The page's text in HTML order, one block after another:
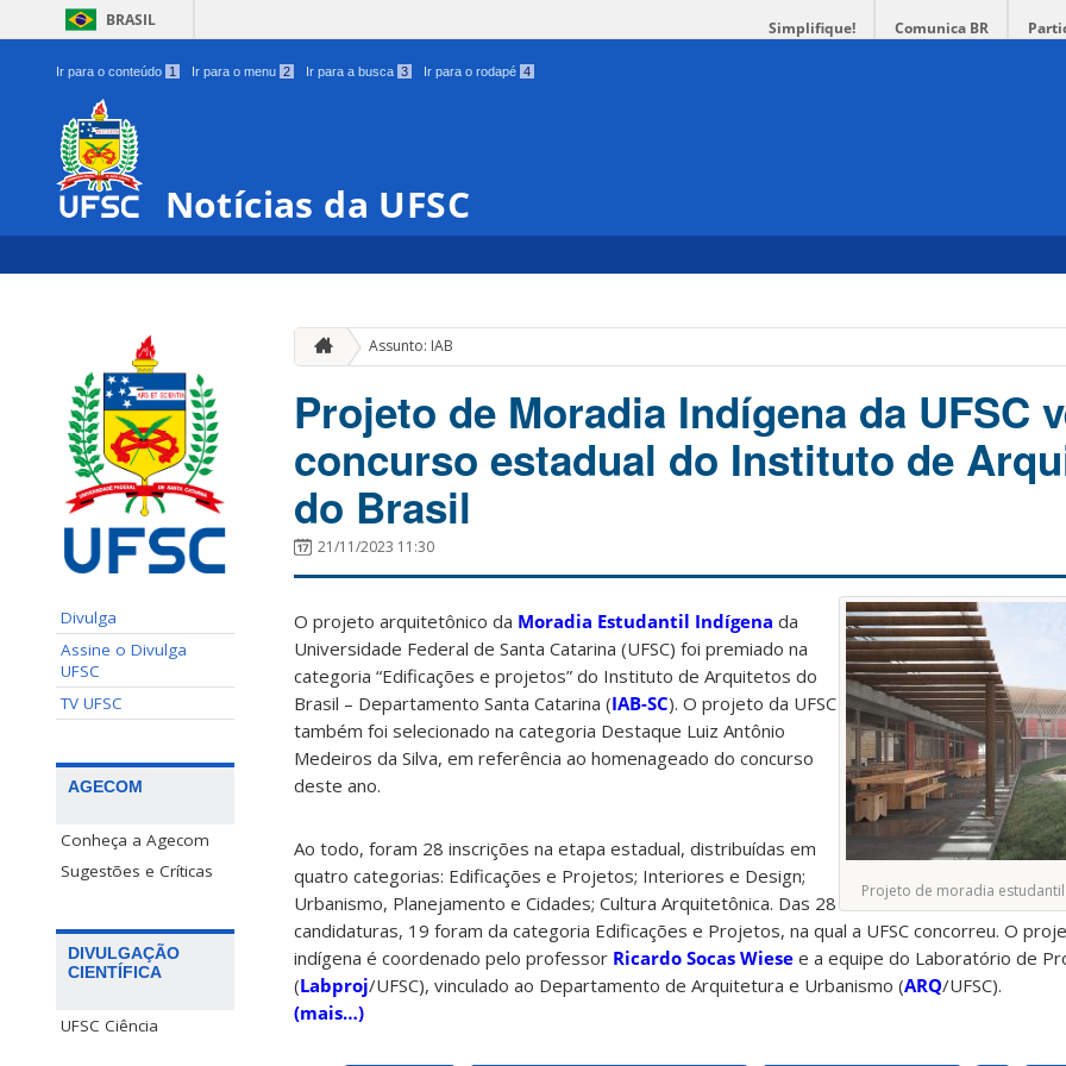
BRASIL Simplifique! Comunica BR
Ir para o conteúdo 1 Ir para o menu 2 Ir para a busca 3 Ir para o rodapé 4
Notícias da UFSC
Divulga
Assine o Divulga
UFSC
TV UFSC
AGECOM
Conheça a Agecom
Sugestões e Críticas
DIVULGAÇÃO
CIENTÍFICA
UFSC Ciência
Assunto: IAB
Projeto de Moradia Indígena da UFSC
concurso estadual do Instituto de
do Brasil
21/11/2023 11:30
Projeto de moradia estudantil
O projeto arquitetônico da Moradia Estudantil Indígena da
Universidade Federal de Santa Catarina (UFSC) foi premiado na
categoria “Edificações e projetos” do Instituto de Arquitetos do
Brasil – Departamento Santa Catarina (IAB-SC). O projeto da UFSC
também foi selecionado na categoria Destaque Luiz Antônio
Medeiros da Silva, em referência ao homenageado do concurso
deste ano.
Ao todo, foram 28 inscrições na etapa estadual, distribuídas em
quatro categorias: Edificações e Projetos; Interiores e Design;
Urbanismo, Planejamento e Cidades; Cultura Arquitetônica. Das 28
candidaturas, 19 foram da categoria Edificações e Projetos, na qual a UFSC concorreu. O
indígena é coordenado pelo professor Ricardo Socas Wiese e a equipe do Laboratório de
(Labproj/UFSC), vinculado ao Departamento de Arquitetura e Urbanismo (ARQ/UFSC).
(mais…)